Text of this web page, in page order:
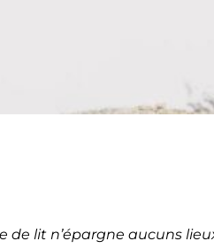
lit n’épargne aucuns